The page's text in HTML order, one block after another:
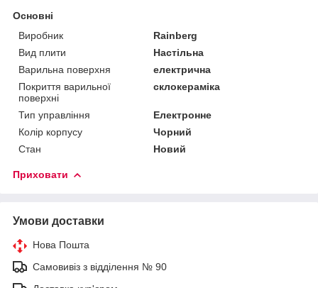
Основні
Виробник
Rainberg
Вид плити
Настільна
Варильна поверхня
електрична
Покриття варильної
поверхні
склокераміка
Тип управління
Електронне
Колір корпусу
Чорний
Стан
Новий
Приховати
Умови доставки
Нова Пошта
Самовивіз з відділення № 90